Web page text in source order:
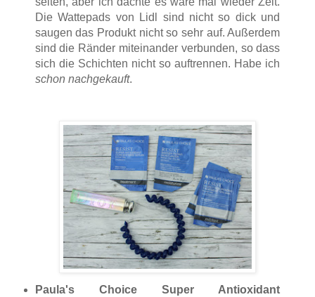
Die Wattepads von Lidl sind nicht so dick und
saugen das Produkt nicht so sehr auf. Außerdem
sind die Ränder miteinander verbunden, so dass
sich die Schichten nicht so auftrennen. Habe ich
schon nachgekauft.
Paula's Choice Super Antioxidant